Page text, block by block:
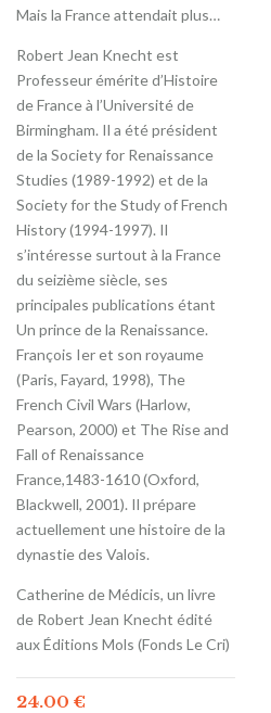
Mais la France attendait plus…
Robert Jean Knecht est
Professeur émérite d’Histoire
de France à l’Université de
Birmingham. Il a été président
de la Society for Renaissance
Studies (1989-1992) et de la
Society for the Study of French
History (1994-1997). Il
s’intéresse surtout à la France
du seizième siècle, ses
principales publications étant
Un prince de la Renaissance.
François Ier et son royaume
(Paris, Fayard, 1998), The
French Civil Wars (Harlow,
Pearson, 2000) et The Rise and
Fall of Renaissance
France,1483-1610 (Oxford,
Blackwell, 2001). Il prépare
actuellement une histoire de la
dynastie des Valois.
Catherine de Médicis, un livre
de Robert Jean Knecht édité
aux Éditions Mols (Fonds Le Cri)
24.00 €